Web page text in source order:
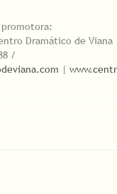
Dramático de Viana
/
|